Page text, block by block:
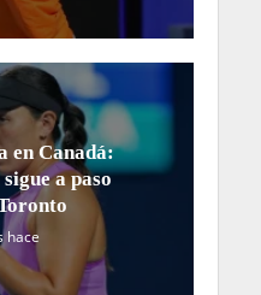
en Canadá:
a paso
hace